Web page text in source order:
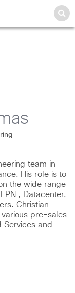
team in
His role is to
the wide range
, Datacenter,
Christian
pre-sales
Services and